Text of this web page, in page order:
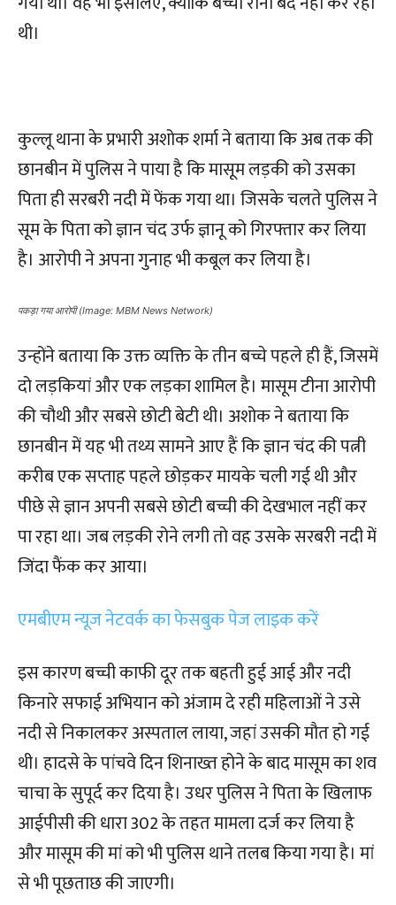
थी।
कुल्लू थाना के प्रभारी अशोक शर्मा ने बताया कि अब तक की
छानबीन में पुलिस ने पाया है कि मासूम लड़की को उसका
पिता ही सरबरी नदी में फेंक गया था। जिसके चलते पुलिस ने
सूम के पिता को ज्ञान चंद उर्फ ज्ञानू को गिरफ्तार कर लिया
है। आरोपी ने अपना गुनाह भी कबूल कर लिया है।
पकड़ा गया आरोपी (Image: MBM News Network)
उन्होंने बताया कि उक्त व्यक्ति के तीन बच्चे पहले ही हैं, जिसमें
दो लड़कियां और एक लड़का शामिल है। मासूम टीना आरोपी
की चौथी और सबसे छोटी बेटी थी। अशोक ने बताया कि
छानबीन में यह भी तथ्य सामने आए हैं कि ज्ञान चंद की पत्नी
करीब एक सप्ताह पहले छोड़कर मायके चली गई थी और
पीछे से ज्ञान अपनी सबसे छोटी बच्ची की देखभाल नहीं कर
पा रहा था। जब लड़की रोने लगी तो वह उसके सरबरी नदी में
जिंदा फैंक कर आया।
एमबीएम न्यूज नेटवर्क का फेसबुक पेज लाइक करें
इस कारण बच्ची काफी दूर तक बहती हुई आई और नदी
किनारे सफाई अभियान को अंजाम दे रही महिलाओं ने उसे
नदी से निकालकर अस्पताल लाया, जहां उसकी मौत हो गई
थी। हादसे के पांचवे दिन शिनाख्त होने के बाद मासूम का शव
चाचा के सुपूर्द कर दिया है। उधर पुलिस ने पिता के खिलाफ
आईपीसी की धारा 302 के तहत मामला दर्ज कर लिया है
और मासूम की मां को भी पुलिस थाने तलब किया गया है। मां
से भी पूछताछ की जाएगी।